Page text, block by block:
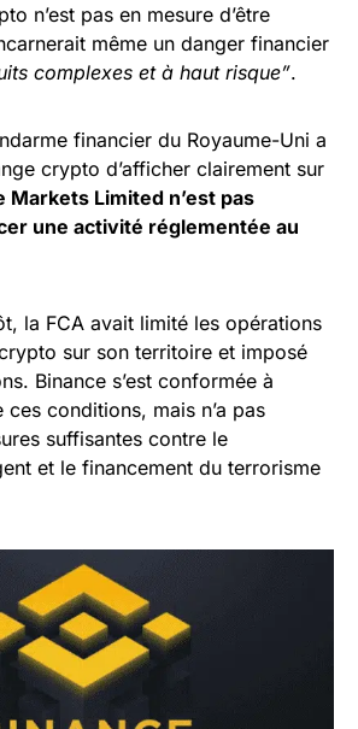
n’est pas en mesure d’être
même un danger financier
complexes et à haut risque”.
financier du Royaume-Uni a
crypto d’afficher clairement sur
Markets Limited n’est pas
une activité réglementée au
la FCA avait limité les opérations
sur son territoire et imposé
Binance s’est conformée à
conditions, mais n’a pas
suffisantes contre le
et le financement du terrorisme